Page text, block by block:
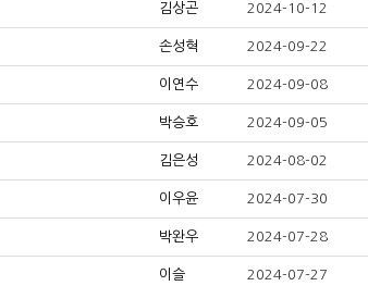
김상곤 2024-10-12
손성혁 2024-09-22
이연수 2024-09-08
박승호 2024-09-05
김은성 2024-08-02
이우윤 2024-07-30
박완우 2024-07-28
이슬 2024-07-27